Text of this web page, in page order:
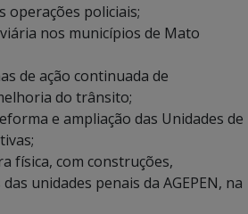
operações policiais;
nos municípios de Mato
de ação continuada de
do trânsito;
e ampliação das Unidades de
física, com construções,
unidades penais da AGEPEN, na